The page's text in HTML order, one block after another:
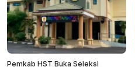
Pemkab HST Buka Seleksi